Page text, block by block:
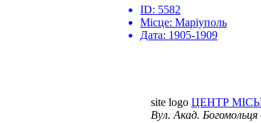
ID: 5582
Місце: Маріуполь
Дата: 1905-1909
site logo ЦЕНТР
Вул. Акад. Богомольця